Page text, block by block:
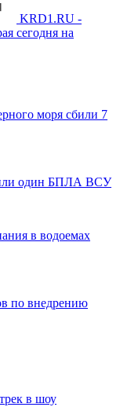
KRD1.RU -
сегодня на
моря сбили 7
один БПЛА ВСУ
в водоемах
по внедрению
в шоу